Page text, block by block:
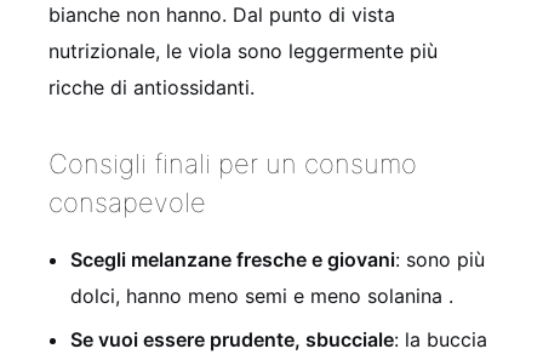
bianche non hanno. Dal punto di vista
nutrizionale, le viola sono leggermente più
ricche di antiossidanti.
Consigli finali per un consumo
consapevole
Scegli melanzane fresche e giovani: sono più
dolci, hanno meno semi e meno solanina .
Se vuoi essere prudente, sbucciale: la buccia